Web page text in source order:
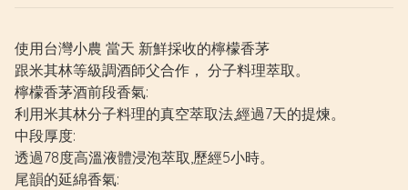
使用台灣小農 當天 新鮮採收的檸檬香茅
跟米其林等級調酒師父合作， 分子料理萃取。
檸檬香茅酒前段香氣:
利用米其林分子料理的真空萃取法,經過7天的提煉。
中段厚度:
透過78度高溫液體浸泡萃取,歷經5小時。
尾韻的延綿香氣: